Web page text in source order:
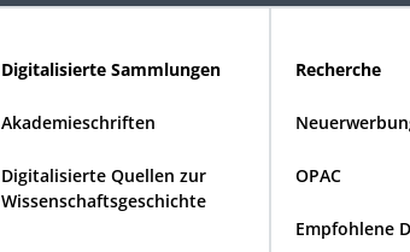
Digitalisierte Sammlungen
Akademieschriften
Digitalisierte Quellen zur
Wissenschaftsgeschichte
Recherche
OPAC
Empfohlene